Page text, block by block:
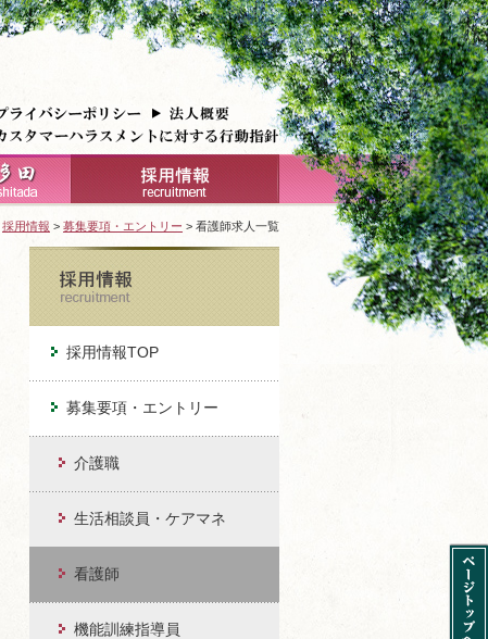
採用情報 > 募集要項・エントリー > 看護師求人一覧
採用情報TOP
募集要項・エントリー
介護職
生活相談員・ケアマネ
看護師
機能訓練指導員